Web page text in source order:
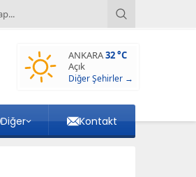
ANKARA32 °C
Açık
Diğer Şehirler →
Diğer Kontakt